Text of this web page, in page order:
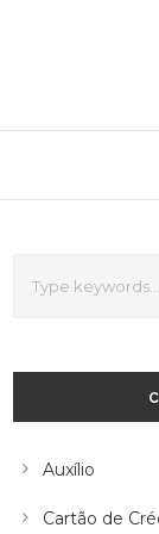
Auxílio
Cartão de